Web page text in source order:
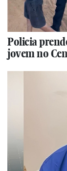
Policia
jovem no